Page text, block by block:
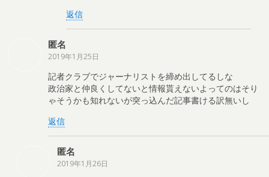
返信
匿名
2019年1月25日
記者クラブでジャーナリストを締め出してるしな
政治家と仲良くしてないと情報貰えないよってのはそり
ゃそうかも知れないが突っ込んだ記事書ける訳無いし
返信
匿名
2019年1月26日